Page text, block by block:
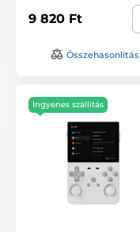
9 820 Ft
Összehasonlítás
Ingyenes szállítás